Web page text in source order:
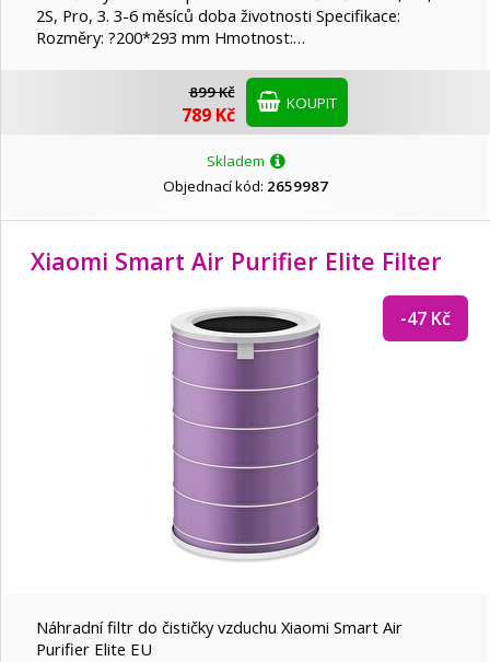
2S, Pro, 3. 3-6 měsíců doba životnosti Specifikace:
Rozměry: ?200*293 mm Hmotnost:…
899 Kč
789 Kč KOUPIT
Skladem
Objednací kód: 2659987
Xiaomi Smart Air Purifier Elite Filter
-47 Kč
Náhradní filtr do čističky vzduchu Xiaomi Smart Air
Purifier Elite EU